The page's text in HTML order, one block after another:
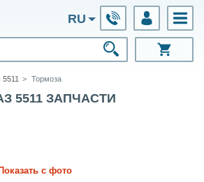
RU
Тормоза
5511 ЗАПЧАСТИ
Показать с фото